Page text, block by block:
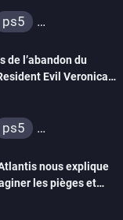
ps5
de l’abandon du
Evil Veronica
ps5
nous explique
les pièges et